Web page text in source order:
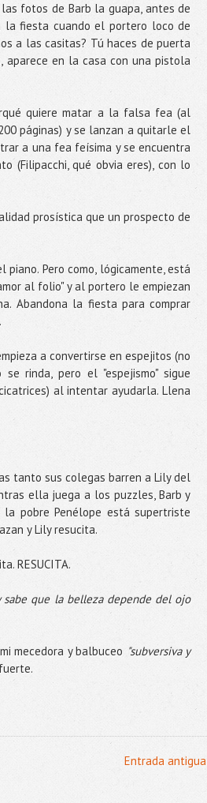
fotos de Barb la guapa, antes de
la fiesta cuando el portero loco de
a las casitas? Tú haces de puerta
en la casa con una pistola
quiere matar a la falsa fea (al
páginas) y se lanzan a quitarle el
a una fea feísima y se encuentra
(Filipacchi, qué obvia eres), con lo
prosística que un prospecto de
Pero como, lógicamente, está
al folio" y al portero le empiezan
Abandona la fiesta para comprar
a convertirse en espejitos (no
rinda, pero el "espejismo" sigue
al intentar ayudarla. Llena
tanto sus colegas barren a Lily del
ella juega a los puzzles, Barb y
pobre Penélope está supertriste
y Lily resucita.
RESUCITA.
sabe que la belleza depende del ojo
mecedora y balbuceo "subversiva y
Entrada antigua